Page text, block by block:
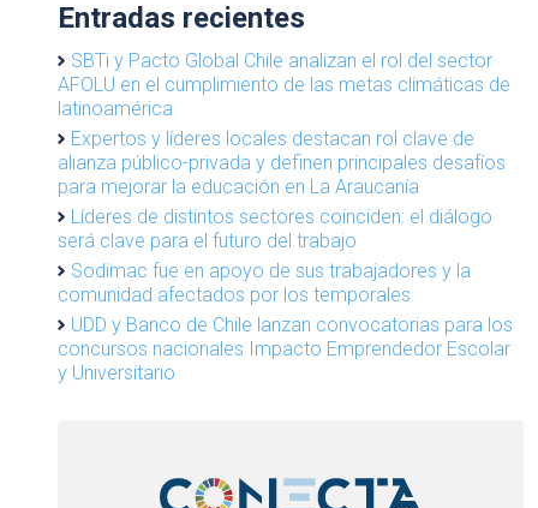
Entradas recientes
SBTi y Pacto Global Chile analizan el rol del sector
AFOLU en el cumplimiento de las metas climáticas de
latinoamérica
Expertos y líderes locales destacan rol clave de
alianza público-privada y definen principales desafíos
para mejorar la educación en La Araucanía
Líderes de distintos sectores coinciden: el diálogo
será clave para el futuro del trabajo
Sodimac fue en apoyo de sus trabajadores y la
comunidad afectados por los temporales
UDD y Banco de Chile lanzan convocatorias para los
concursos nacionales Impacto Emprendedor Escolar
y Universitario